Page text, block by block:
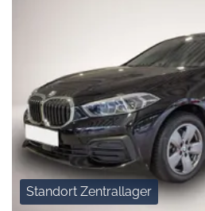
Standort Zentrallager